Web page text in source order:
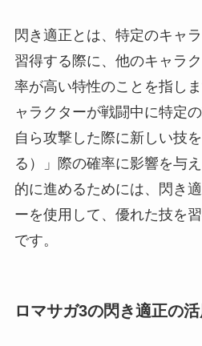
閃き適正とは、特定のキャ
習得する際に、他のキャラ
率が高い特性のことを指し
ャラクターが戦闘中に特定
自ら攻撃した際に新しい技
る）」際の確率に影響を与
的に進めるためには、閃き
ーを使用して、優れた技を
です。
ロマサガ3の閃き適正の